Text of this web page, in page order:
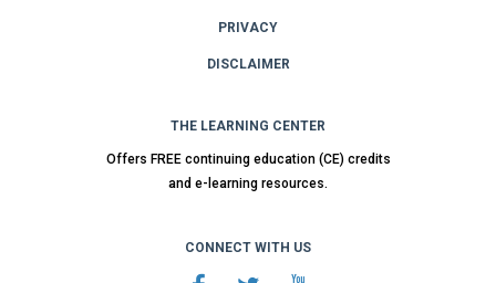
PRIVACY
DISCLAIMER
THE LEARNING CENTER
Offers FREE continuing education (CE) credits
and e-learning resources.
CONNECT WITH US